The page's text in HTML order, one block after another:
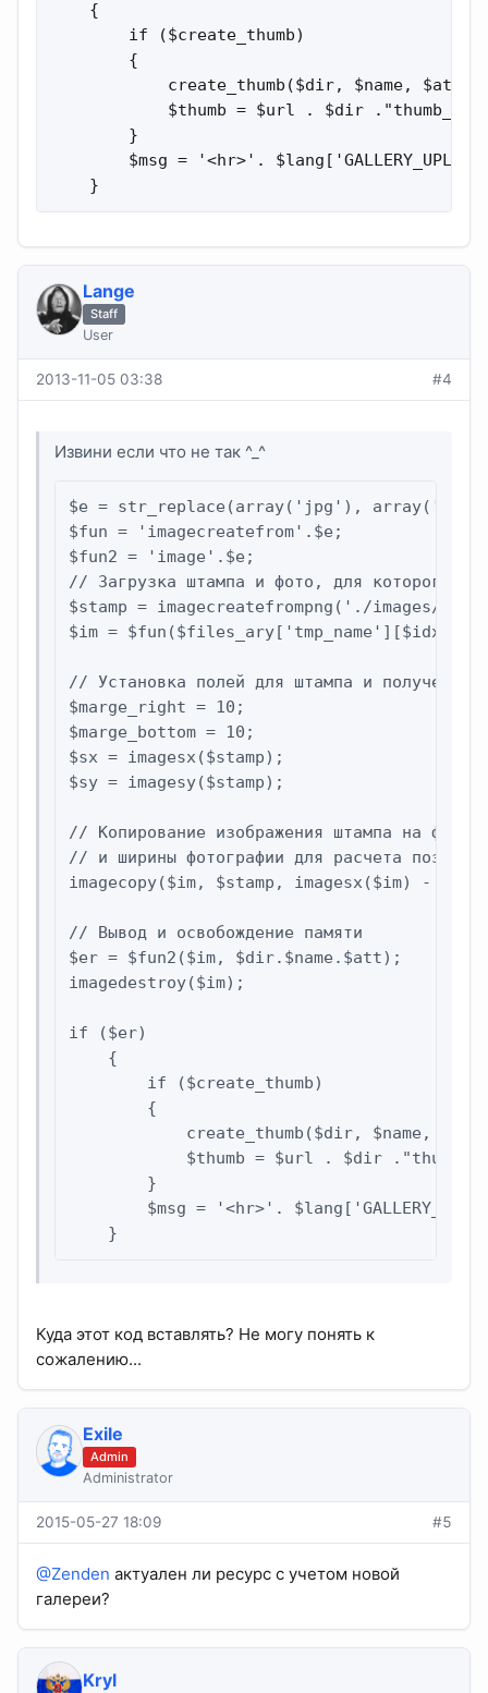
    {
        if ($create_thumb)
        {
            create_thumb($dir, $name, $att);
$thumb = $url . $dir ."thumb_".
        }
$msg = '<hr>'.
    }
Lange
Staff
User
2013-11-05 03:38 #4
Извини если что не так ^_^
$e = str_replace(array('jpg'),
$fun = 'imagecreatefrom'.$e;
$fun2 = 'image'.$e;
// Загрузка штампа и фото, для которого
$stamp = imagecreatefrompng('./images/
$im = $fun($files_ary['tmp_name'][$idx]);
// Установка полей для штампа и получение
$marge_right = 10;
$marge_bottom = 10;
$sx = imagesx($stamp);
$sy = imagesy($stamp);
// Копирование изображения штампа на
// и ширины фотографии для расчета
imagecopy($im, $stamp, imagesx($im) -
// Вывод и освобождение памяти
$er = $fun2($im, $dir.$name.$att);
imagedestroy($im);
if ($er)
    {
        if ($create_thumb)
        {
create_thumb($dir, $name,
$thumb = $url . $dir
        }
$msg = '<hr>'.
    }
Куда этот код вставлять? Не могу понять к
сожалению...
Exile
Admin
Administrator
2015-05-27 18:09 #5
@Zenden актуален ли ресурс с учетом новой
галереи?
Kryl